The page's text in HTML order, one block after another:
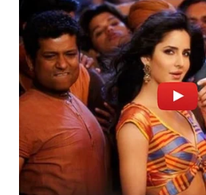
TEBING
TINGGI
WN
PAKPAK
WN
KARAWANG
WN